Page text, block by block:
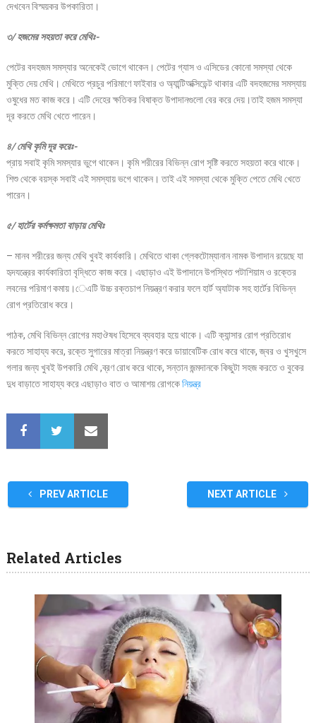
দেখবেন বিস্ময়কর উপকারিতা।
৩/ হজমের সহয়তা করে মেথিঃ-
পেটের বদহজম সমস্যার অনেকেই ভোগে থাকেন। পেটের গ্যাস ও এসিডের কোনো সমস্যা থেকে
মুক্তি দেয় মেথি। মেথিতে প্রচুর পরিমাণে ফাইবার ও অ্যান্টিঅক্সিডেন্ট থাকার এটি বদহজমের সমস্যায়
ওষুধের মত কাজ করে। এটি দেহের ক্ষতিকর বিষাক্ত উপাদানগুলো বের করে দেয়।তাই হজম সমস্যা
দূর করতে মেথি খেতে পারেন।
৪/ মেথি কৃমি দূর করেঃ-
প্রায় সবাই কৃমি সমস্যার ভুগে থাকেন। কৃমি শরীরের বিভিন্ন রোগ সৃষ্টি করতে সহয়তা করে থাকে।
শিশু থেকে বয়স্ক সবাই এই সমস্যায় ভগে থাকেন। তাই এই সমস্যা থেকে মুক্তি পেতে মেথি খেতে
পারেন।
৫/ হার্টের কর্মক্ষমতা বাড়ায় মেথিঃ
– মানব শরীরের জন্য মেথি খুবই কার্যকারি। মেথিতে থাকা গ্লেকটোম্যানান নামক উপাদান রয়েছে যা
হৃদযন্ত্রের কার্যকারিতা বৃদ্ধিতে কাজ করে। এছাড়াও এই উপাদানে উপস্থিত পটাশিয়াম ও রক্তের
লবনের পরিমাণ কমায়।েএটি উচ্চ রক্তচাপ নিয়ন্ত্রণ করার ফলে হার্ট অ্যাটাক সহ হার্টের বিভিন্ন
রোগ প্রতিরোধ করে।
পাঠক, মেথি বিভিন্ন রোগের মহাঔষধ হিসেবে ব্যবহার হয়ে থাকে। এটি ক্যান্সার রোগ প্রতিরোধ
করতে সাহায্য করে, রক্তে সুগারের মাত্রা নিয়ন্ত্রণ করে ডায়াবেটিক রোধ করে থাকে, জ্বর ও খুসখুসে
গলার জন্য খুবই উপকারি মেথি ,ব্রণ রোধ করে থাকে, সন্তান জন্মদানকে কিছুটা সহজ করতে ও বুকের
দুধ বাড়াতে সাহায্য করে এছাড়াও বাত ও আমাশয় রোগকেনিয়ন্ত্র
PREV ARTICLE NEXT ARTICLE
Related Articles